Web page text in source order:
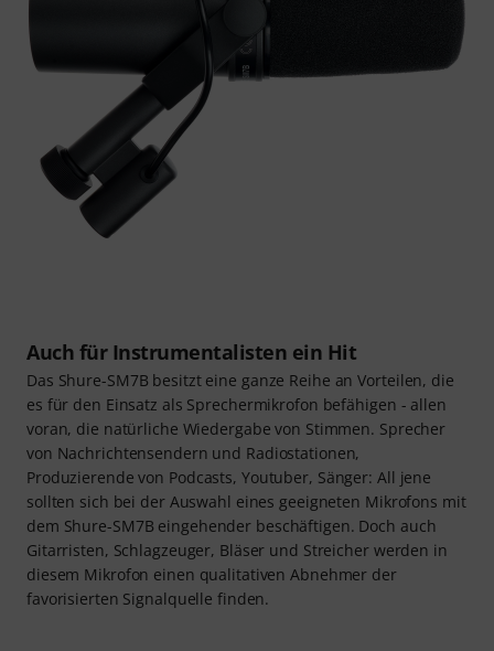
Auch für Instrumentalisten ein Hit
Das Shure-SM7B besitzt eine ganze Reihe an Vorteilen, die
es für den Einsatz als Sprechermikrofon befähigen - allen
voran, die natürliche Wiedergabe von Stimmen. Sprecher
von Nachrichtensendern und Radiostationen,
Produzierende von Podcasts, Youtuber, Sänger: All jene
sollten sich bei der Auswahl eines geeigneten Mikrofons mit
dem Shure-SM7B eingehender beschäftigen. Doch auch
Gitarristen, Schlagzeuger, Bläser und Streicher werden in
diesem Mikrofon einen qualitativen Abnehmer der
favorisierten Signalquelle finden.